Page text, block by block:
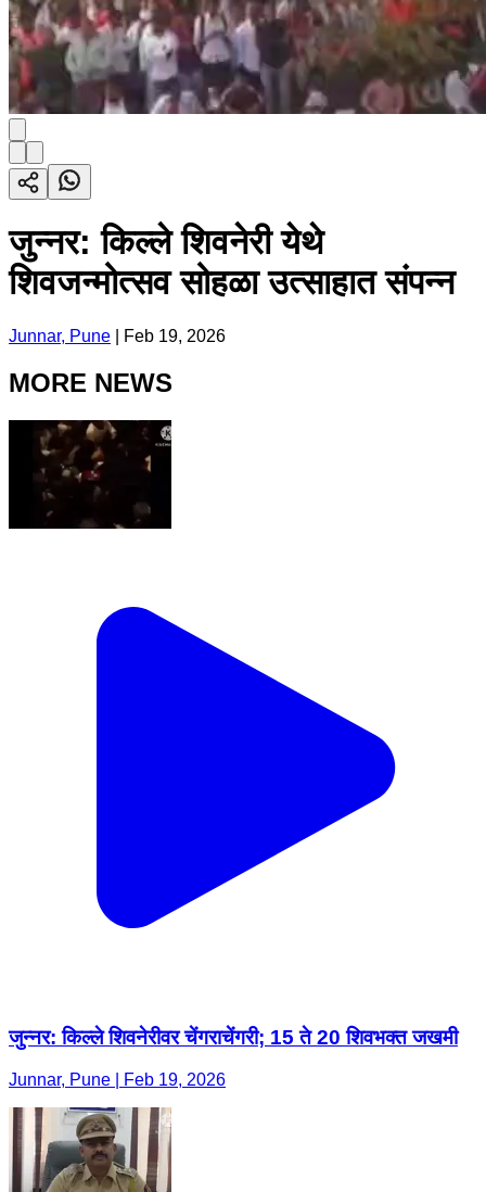
जुन्नर: किल्ले शिवनेरी येथे
शिवजन्मोत्सव सोहळा उत्साहात संपन्न
Junnar, Pune Feb 19, 2026
MORE NEWS
जुन्नर: किल्ले शिवनेरीवर चेंगराचेंगरी; 15 ते 20 शिवभक्त जखमी
Junnar, Pune | Feb 19, 2026